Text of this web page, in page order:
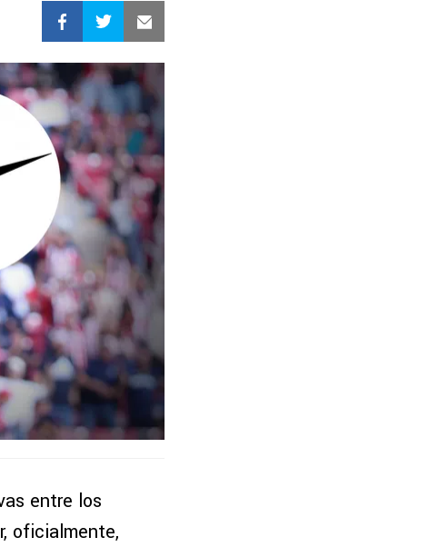
entre los
oficialmente,